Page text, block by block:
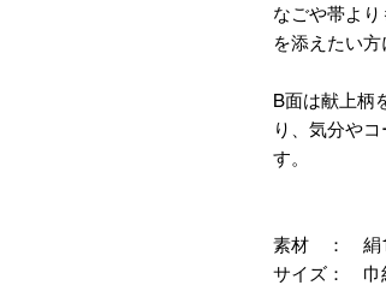
なごや帯よ
を添えたい方
B面は献上柄
り、気分や
す。
素材 ： 絹
サイズ： 巾